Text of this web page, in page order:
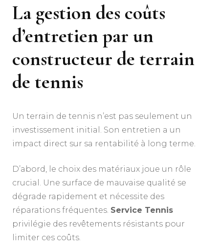
La gestion des coûts
d’entretien par un
constructeur de terrain
de tennis
Un terrain de tennis n’est pas seulement un
investissement initial. Son entretien a un
impact direct sur sa rentabilité à long terme.
D’abord, le choix des matériaux joue un rôle
crucial. Une surface de mauvaise qualité se
dégrade rapidement et nécessite des
réparations fréquentes. Service Tennis
privilégie des revêtements résistants pour
limiter ces coûts.